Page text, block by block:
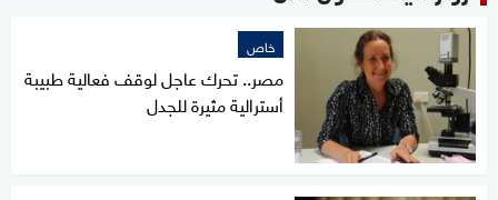
خاص
مصر.. تحرك عاجل لوقف فعالية طبيبة
أسترالية مثيرة للجدل